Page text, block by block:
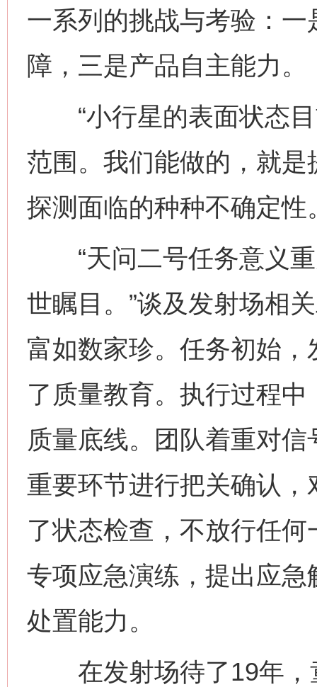
一系列的挑战与考验：
障，三是产品自主能力。
“小行星的表面状态目
范围。我们能做的，就
探测面临的种种不确定性
“天问二号任务意义重
世瞩目。”谈及发射场相
富如数家珍。任务初始
了质量教育。执行过程
质量底线。团队着重对
重要环节进行把关确认
了状态检查，不放行任
专项应急演练，提出应
处置能力。
在发射场待了19年，